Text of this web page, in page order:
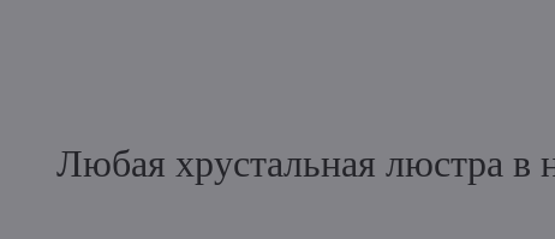
Любая хрустальная люстра в